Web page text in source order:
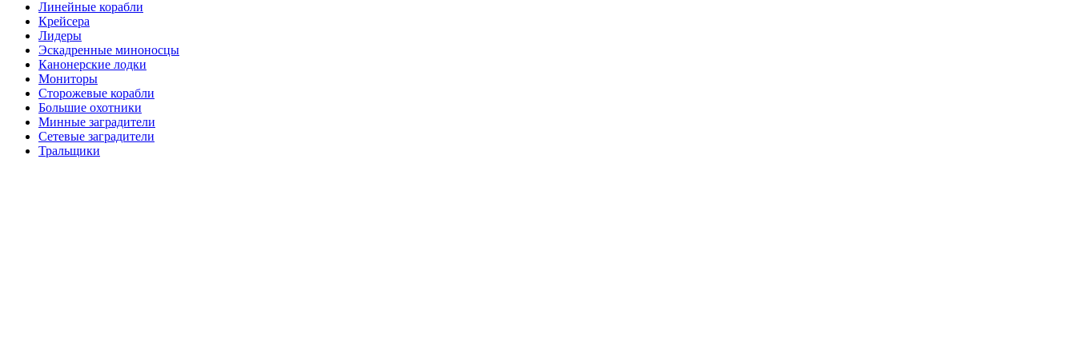
Линейные корабли
Крейсера
Лидеры
Эскадренные миноносцы
Канонерские лодки
Мониторы
Сторожевые корабли
Большие охотники
Минные заградители
Сетевые заградители
Тральщики